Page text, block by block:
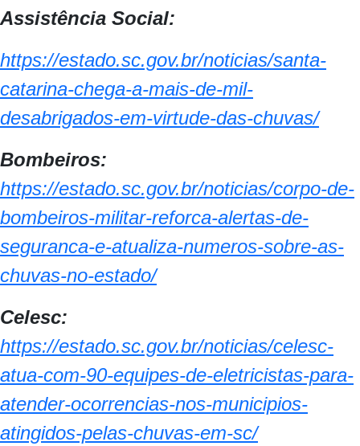
Assistência Social:
https://estado.sc.gov.br/noticias/santa-
catarina-chega-a-mais-de-mil-
desabrigados-em-virtude-das-chuvas/
Bombeiros:
https://estado.sc.gov.br/noticias/corpo-de-
bombeiros-militar-reforca-alertas-de-
seguranca-e-atualiza-numeros-sobre-as-
chuvas-no-estado/
Celesc:
https://estado.sc.gov.br/noticias/celesc-
atua-com-90-equipes-de-eletricistas-para-
atender-ocorrencias-nos-municipios-
atingidos-pelas-chuvas-em-sc/